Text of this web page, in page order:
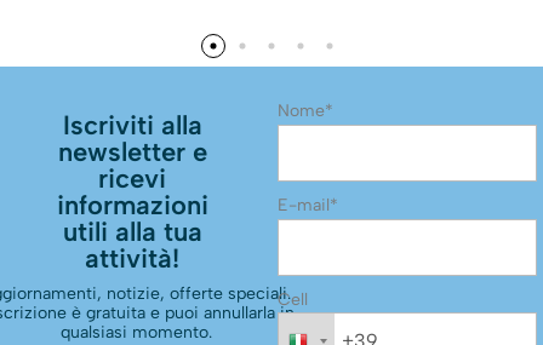
Iscriviti alla
newsletter e
ricevi
informazioni
utili alla tua
attività!
notizie, offerte speciali.
è gratuita e puoi annullarla in
qualsiasi momento.
Nome*
E-mail*
Cell